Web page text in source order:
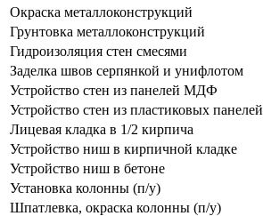
Окраска металлоконструкций
Грунтовка металлоконструкций
Гидроизоляция стен смесями
Заделка швов серпянкой и унифлотом
Устройство стен из панелей МДФ
Устройство стен из пластиковых панелей
Лицевая кладка в 1/2 кирпича
Устройство ниш в кирпичной кладке
Устройство ниш в бетоне
Установка колонны (п/у)
Шпатлевка, окраска колонны (п/у)